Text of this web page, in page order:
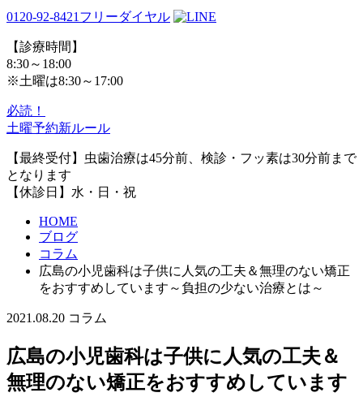
0120-92-8421 フリーダイヤル
【診療時間】
8:30～18:00
※土曜は8:30～17:00
必読！
土曜予約新ルール
【最終受付】虫歯治療は45分前、検診・フッ素は30分前まで
となります
【休診日】水・日・祝
HOME
ブログ
コラム
広島の小児歯科は子供に人気の工夫＆無理のない矯正
をおすすめしています～負担の少ない治療とは～
2021.08.20 コラム
広島の小児歯科は子供に人気の工夫＆
無理のない矯正をおすすめしています